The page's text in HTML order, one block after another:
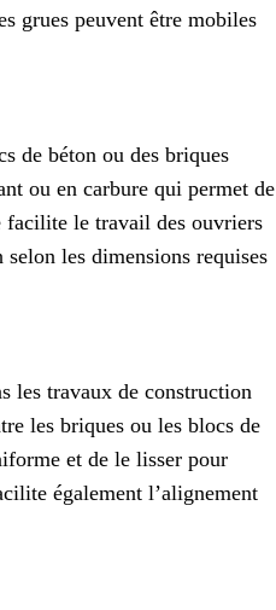
grues peuvent être mobiles
de béton ou des briques
ou en carbure qui permet de
facilite le travail des ouvriers
les dimensions requises
les travaux de construction
les briques ou les blocs de
et de le lisser pour
également l’alignement